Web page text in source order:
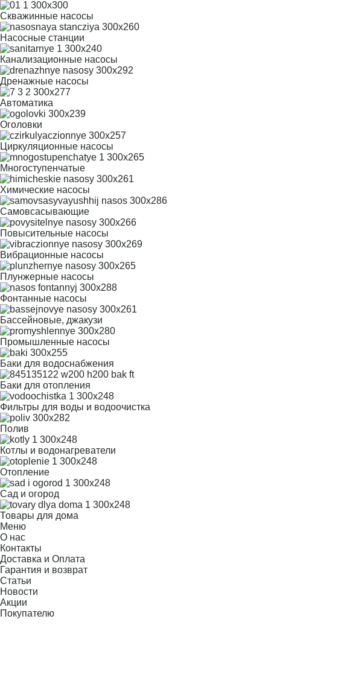
Скважинные насосы
Насосные станции
Канализационные насосы
Дренажные насосы
Автоматика
Оголовки
Циркуляционные насосы
Многоступенчатые
Химические насосы
Самовсасывающие
Повысительные насосы
Вибрационные насосы
Плунжерные насосы
Фонтанные насосы
Бассейновые, джакузи
Промышленные насосы
Баки для водоснабжения
Баки для отопления
Фильтры для воды и водоочистка
Полив
Котлы и водонагреватели
Отопление
Сад и огород
Товары для дома
Меню
О нас
Контакты
Доставка и Оплата
Гарантия и возврат
Статьи
Новости
Акции
Покупателю